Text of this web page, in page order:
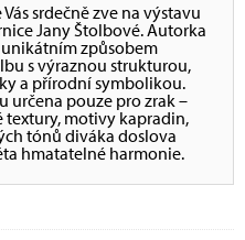
srdečně zve na výstavu
Jany Štolbové. Autorka
způsobem
s výraznou strukturou,
a přírodní symbolikou.
určena pouze pro zrak –
textury, motivy kapradin,
tónů diváka doslova
hmatatelné harmonie.